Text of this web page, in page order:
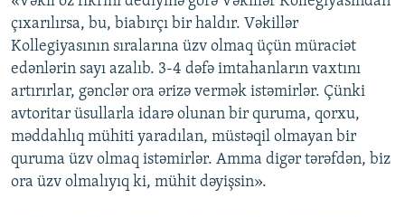
çıxarılırsa, bu, biabırçı bir haldır. Vəkillər
Kollegiyasının sıralarına üzv olmaq üçün müraciət
edənlərin sayı azalıb. 3-4 dəfə imtahanların vaxtını
artırırlar, gənclər ora ərizə vermək istəmirlər. Çünki
avtoritar üsullarla idarə olunan bir quruma, qorxu,
məddahlıq mühiti yaradılan, müstəqil olmayan bir
quruma üzv olmaq istəmirlər. Amma digər tərəfdən, biz
ora üzv olmalıyıq ki, mühit dəyişsin».